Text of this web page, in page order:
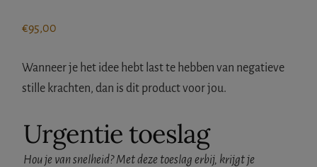
€95,00
Wanneer je het idee hebt last te hebben van negatieve
stille krachten, dan is dit product voor jou.
Urgentie toeslag
Hou je van snelheid? Met deze toeslag erbij, krijgt je